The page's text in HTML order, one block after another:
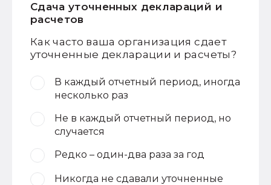
Сдача уточненных деклараций и
расчетов
Как часто ваша организация сдает
уточненные декларации и расчеты?
В каждый отчетный период, иногда
несколько раз
Не в каждый отчетный период, но
случается
Редко – один-два раза за год
Никогда не сдавали уточненные